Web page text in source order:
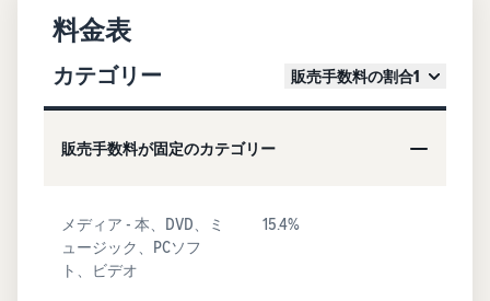
料金表
カテゴリー 販売手数料の割合1
販売手数料が固定のカテゴリー
メディア - 本、DVD、ミ
ュージック、PCソフ
ト、ビデオ
15.4%